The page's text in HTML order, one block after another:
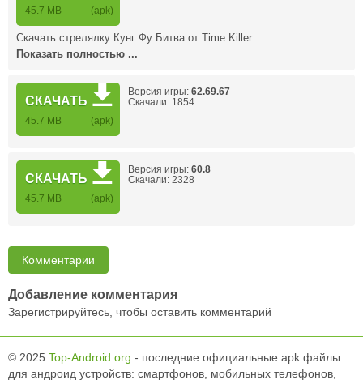
45.7 MB (apk)
Скачать стрелялку Кунг Фу Битва от Time Killer …
Показать полностью ...
СКАЧАТЬ
45.7 MB (apk)
Версия игры: 62.69.67
Скачали: 1854
СКАЧАТЬ
45.7 MB (apk)
Версия игры: 60.8
Скачали: 2328
Комментарии
Добавление комментария
Зарегистрируйтесь, чтобы оставить комментарий
© 2025 Top-Android.org - последние официальные apk файлы
для андроид устройств: смартфонов, мобильных телефонов,